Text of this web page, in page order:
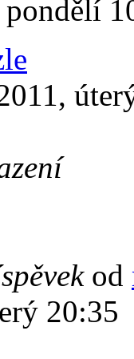
od
20:35